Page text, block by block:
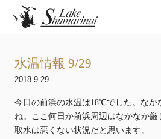
水温情報 9/29
2018.9.29
今日の前浜の水温は18℃でした。なか
ね。ここ何日か前浜周辺はなかなか厳
取水は悪くない状況だと思います。